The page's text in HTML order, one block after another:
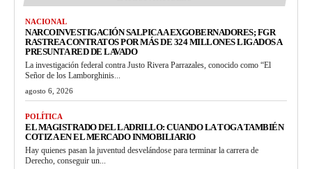
NACIONAL
NARCOINVESTIGACIÓN SALPICA A EXGOBERNADORES; FGR
RASTREA CONTRATOS POR MÁS DE 324 MILLONES LIGADOS A
PRESUNTA RED DE LAVADO
La investigación federal contra Justo Rivera Parrazales, conocido como “El
Señor de los Lamborghinis...
agosto 6, 2026
POLÍTICA
EL MAGISTRADO DEL LADRILLO: CUANDO LA TOGA TAMBIÉN
COTIZA EN EL MERCADO INMOBILIARIO
Hay quienes pasan la juventud desvelándose para terminar la carrera de
Derecho, conseguir un...